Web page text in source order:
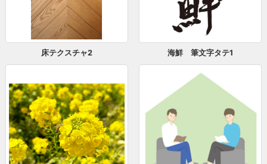
床テクスチャ2 海鮮 筆文字タテ1